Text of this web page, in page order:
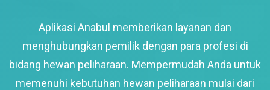
Aplikasi Anabul memberikan layanan dan
menghubungkan pemilik dengan para profesi di
bidang hewan peliharaan. Mempermudah Anda untuk
memenuhi kebutuhan hewan peliharaan mulai dari